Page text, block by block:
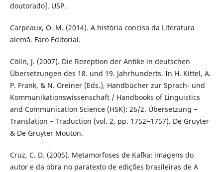
doutorado]. USP.
Carpeaux, O. M. (2014). A história concisa da Literatura
alemã. Faro Editorial.
Cölln, J. (2007). Die Rezeption der Antike in deutschen
Übersetzungen des 18. und 19. Jahrhunderts. In H. Kittel, A.
P. Frank, & N. Greiner (Eds.), Handbücher zur Sprach- und
Kommunikationswissenschaft / Handbooks of Linguistics
and Communication Science (HSK): 26/2. Übersetzung −
Translation – Traduction (vol. 2, pp. 1752−1757). De Gruyter
& De Gruyter Mouton.
Cruz, C. D. (2005). Metamorfoses de Kafka: imagens do
autor e da obra no paratexto de edições brasileiras de A